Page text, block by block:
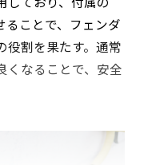
ることで、フェンダ
役割を果たす。通常
くなることで、安全